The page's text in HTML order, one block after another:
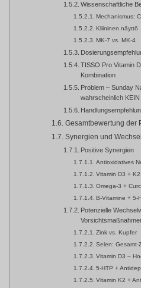
Wissenschaftliche
Mechanismus:
Kliininen näyttö
MK-7 vs. MK-4
TISSO Pro Vitamin
Kombination
Problem – Sunday
wahrscheinlich KEIN
Gesamtbewertung der
Synergien und
Positive Synergien
Antioxidatives
Vitamin D3 +
Omega-3 +
B-Vitamine + 5-
Potenzielle
Zink vs. Kupfer
Selen: Gesamt-
Vitamin D3 –
5-HTP +
Vitamin K2 +